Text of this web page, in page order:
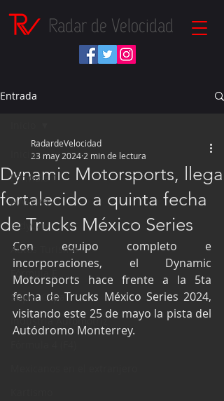
Radar de Velocidad
Entrada
Inicio
Fórmula 1
NASCAR
IndyCar
Autos Turismo
Fórmula E
Súper Copa
Industria Automotriz
Dynamic Motorsports, llega
fortalecido a quinta fecha
de Trucks México Series
RadardeVelocidad
23 may 2024 2 min de lectura
Con equipo completo e
incorporaciones, el Dynamic
Motorsports hace frente a la 5ta
fecha de Trucks México Series 2024,
visitando este 25 de mayo la pista del
Autódromo Monterrey.